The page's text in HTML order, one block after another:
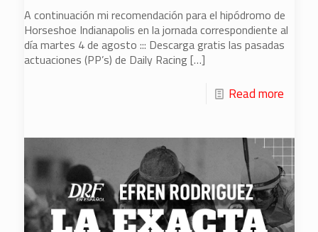
A continuación mi recomendación para el hipódromo de
Horseshoe Indianapolis en la jornada correspondiente al
día martes 4 de agosto ::: Descarga gratis las pasadas
actuaciones (PP’s) de Daily Racing […]
Read more